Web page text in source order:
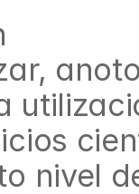
nivel